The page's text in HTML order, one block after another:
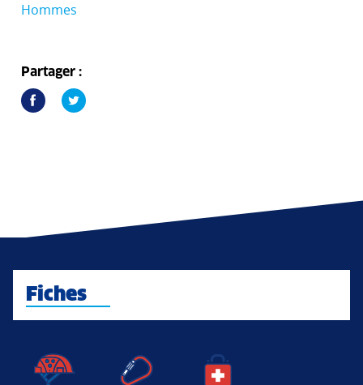
Hommes
Partager :
Fiches